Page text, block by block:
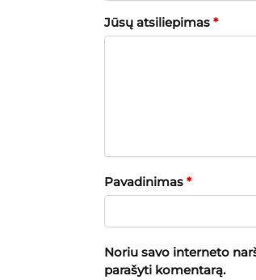
Jūsų atsiliepimas *
Pavadinimas *
Noriu savo interneto
parašyti komentarą.